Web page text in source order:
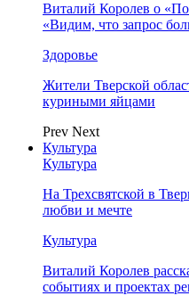
Виталий Королев о
«Видим, что запрос
Здоровье
Жители Тверской
куриными яйцами
Prev Next
Культура
Культура
На Трехсвятской в
любви и мечте
Культура
Виталий Королев
событиях и проектах